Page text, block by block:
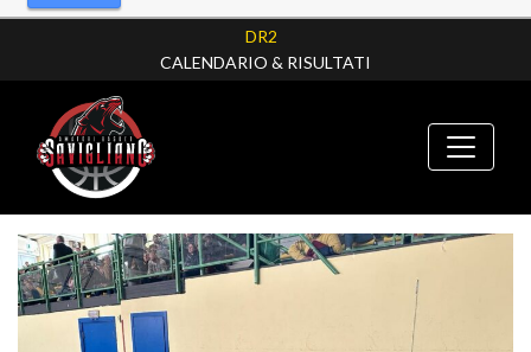
DR2
CALENDARIO & RISULTATI